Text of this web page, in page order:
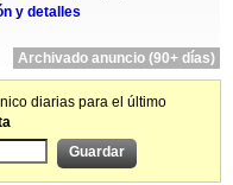
y detalles
Archivado anuncio (90+ días)
diarias para el último